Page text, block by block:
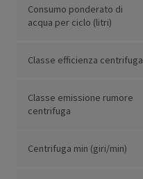
Consumo ponderato di
acqua per ciclo (litri)
Classe efficienza centrifuga
Classe emissione rumore
centrifuga
Centrifuga min (giri/min)